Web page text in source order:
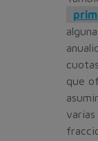
que